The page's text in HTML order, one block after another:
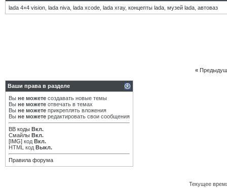
lada 4×4 vision lada niva lada xcode lada xray, концепты lada музей lada автоваз
«
Ваши права в разделе
Вы не можете создавать новые темы
Вы не можете отвечать в темах
Вы не можете прикреплять вложения
Вы не можете редактировать свои сообщения
BB коды Вкл.
Смайлы Вкл.
[IMG] код Вкл.
HTML код Выкл.
Правила форума
Текущее